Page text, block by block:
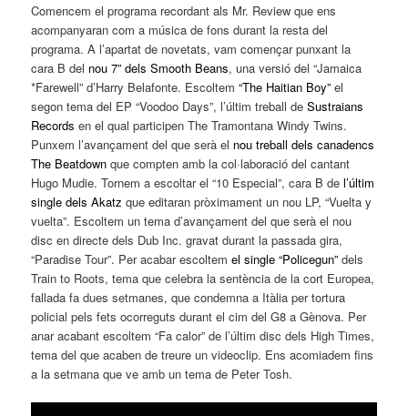
Comencem el programa recordant als Mr. Review que ens
acompanyaran com a música de fons durant la resta del
programa. A l’apartat de novetats, vam començar punxant la
cara B del nou 7” dels Smooth Beans, una versió del “Jamaica
*Farewell” d’Harry Belafonte. Escoltem “The Haitian Boy” el
segon tema del EP “Voodoo Days”, l’últim treball deSustraians
Records en el qual participen The Tramontana Windy Twins.
Punxem l’avançament del que serà el nou treball dels canadencs
The Beatdown que compten amb la col·laboració del cantant
Hugo Mudie. Tornem a escoltar el “10 Especial”, cara B del’últim
single dels Akatz que editaran pròximament un nou LP, “Vuelta y
vuelta”. Escoltem un tema d’avançament del que serà el nou
disc en directe dels Dub Inc. gravat durant la passada gira,
“Paradise Tour”. Per acabar escoltemel single “Policegun” dels
Train to Roots, tema que celebra la sentència de la cort Europea,
fallada fa dues setmanes, que condemna a Itàlia per tortura
policial pels fets ocorreguts durant el cim del G8 a Gènova. Per
anar acabant escoltem “Fa calor” de l’últim disc dels High Times,
tema del que acaben de treure un videoclip. Ens acomiadem fins
a la setmana que ve amb un tema de Peter Tosh.